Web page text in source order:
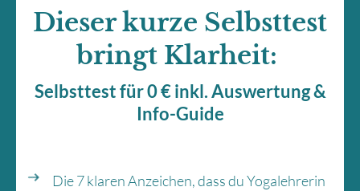
Dieser kurze Selbsttest
bringt Klarheit:
Selbsttest für 0 € inkl. Auswertung &
Info-Guide
Die 7 klaren Anzeichen, dass du Yogalehrerin